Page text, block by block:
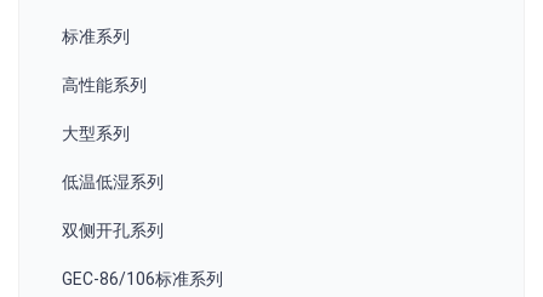
标准系列
高性能系列
大型系列
低温低湿系列
双侧开孔系列
GEC-86/106标准系列